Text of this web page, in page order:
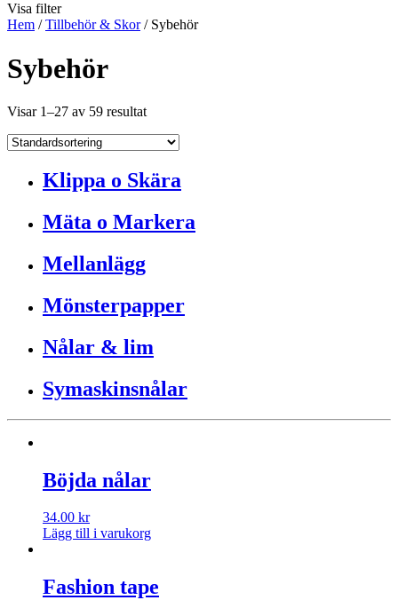
Visa filter
Hem /Tillbehör & Skor/ Sybehör
Sybehör
Visar 1–27 av 59 resultat
Klippa o Skära
Mäta o Markera
Mellanlägg
Mönsterpapper
Nålar & lim
Symaskinsnålar
Böjda nålar
34.00 kr
Lägg till i varukorg
Fashion tape